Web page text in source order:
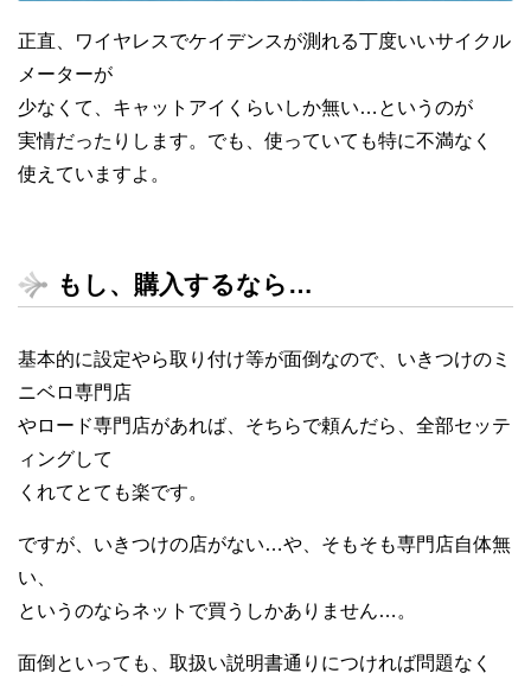
正直、ワイヤレスでケイデンスが測れる丁度いいサイクル
メーターが
少なくて、キャットアイくらいしか無い…というのが
実情だったりします。でも、使っていても特に不満なく
使えていますよ。
もし、購入するなら…
基本的に設定やら取り付け等が面倒なので、いきつけのミ
ニベロ専門店
やロード専門店があれば、そちらで頼んだら、全部セッテ
ィングして
くれてとても楽です。
ですが、いきつけの店がない…や、そもそも専門店自体無
い、
というのならネットで買うしかありません…。
面倒といっても、取扱い説明書通りにつければ問題なく